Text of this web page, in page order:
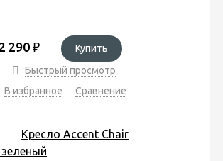
2 290 ₽
Купить
Быстрый просмотр
В избранное
Сравнение
Кресло Accent Chair